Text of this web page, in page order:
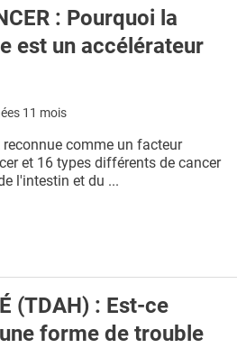
liste
: Pourquoi la
est un accélérateur
11 mois
reconnue comme un facteur
et 16 types différents de cancer
l'intestin et du ...
(TDAH) : Est-ce
forme de trouble